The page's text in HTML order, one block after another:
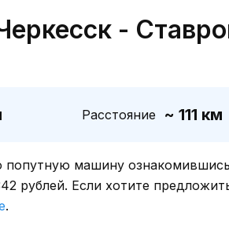
-
Расстояние ~ 111 км
машину
рублей. Если хотите
.